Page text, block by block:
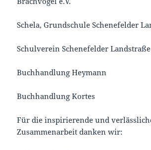
Schela, Grundschule Schenefelder
Schulverein Schenefelder Landstraße
Buchhandlung Heymann
Buchhandlung Kortes
Für die inspirierende und
Zusammenarbeit danken wir: